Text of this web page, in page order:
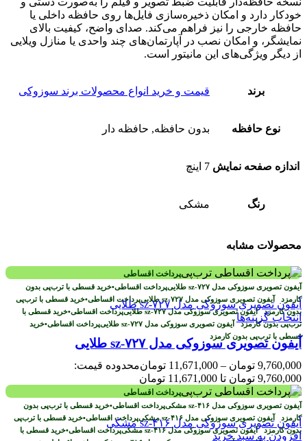
خودکار دارد و امکان ذخیره‌سازی فایل‌ها روی حافظه داخلی یا
حافظه خارجی را نیز فراهم می‌کند. صدای واضح، کیفیت بالای
نمایشگر، و امکان نصب در آپارتمان‌های چند واحدی یا منازل ویلایی
از دیگر ویژگی‌های این مانیتور است.
برند قیمت و خرید انواع محصولات برند سوزوکی
نوع حافظه بدون حافظه, حافظه دار
اندازه صفحه نمایش 7 اینچ
رنگ مشکی
محصولات مشابه
پرداخت اقساطی
پرداخت اقساطی•خرید قسطی با ترب‌پی بدون
کارمزد
پرداخت اقساطی•خرید قسطی با ترب‌پی
بدون کارمزد
پرداخت اقساطی•خرید قسطی با
ترب‌پی بدون کارمزد
پرداخت اقساطی•خرید
قسطی با ترب‌پی بدون کارمزد
انتخاب گزینه‌ها
آیفون تصویری سوزوکی مدل sz-۷۲۷ طلایی
9,760,000 تومان –
11,671,000 تومانمحدوده قیمت:
9,760,000 تومان تا 11,671,000 تومان
پرداخت اقساطی
پرداخت اقساطی•خرید قسطی با ترب‌پی بدون
کارمزد
پرداخت اقساطی•خرید قسطی با ترب‌پی
بدون کارمزد
پرداخت اقساطی•خرید قسطی با
افزودن به سبد خرید